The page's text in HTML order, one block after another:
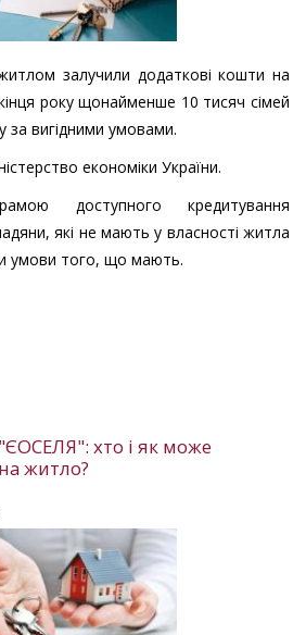
залучили додаткові кошти на
року щонайменше 10 тисяч сімей
за вигідними умовами.
економіки України.
доступного кредитування
які не мають у власності житла
умови того, що мають.
хто і як може
житло?